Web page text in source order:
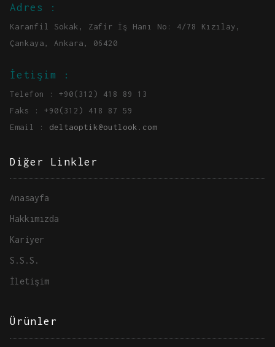
Adres :
Karanfil Sokak, Zafir İş Hanı No: 4/78 Kızılay,
Çankaya, Ankara, 06420
İetişim :
Telefon : +90(312) 418 89 13
Faks : +90(312) 418 87 59
Email : deltaoptik@outlook.com
Diğer Linkler
Anasayfa
Hakkımızda
Kariyer
S.S.S.
İletişim
Ürünler